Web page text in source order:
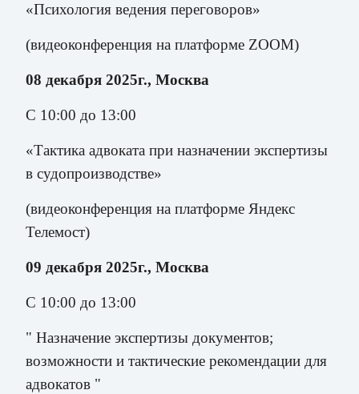
«Психология ведения переговоров»
(видеоконференция на платформе ZOOM)
08 декабря 2025г., Москва
С 10:00 до 13:00
«Тактика адвоката при назначении экспертизы
в судопроизводстве»
(видеоконференция на платформе Яндекс
Телемост)
09 декабря 2025г., Москва
С 10:00 до 13:00
" Назначение экспертизы документов;
возможности и тактические рекомендации для
адвокатов "